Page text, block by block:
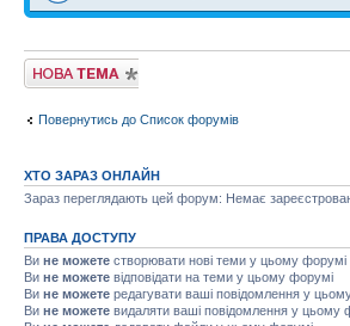
Створити нову
тему
Повернутись до Список форумів
ХТО ЗАРАЗ ОНЛАЙН
Зараз переглядають цей форум: Немає
ПРАВА ДОСТУПУ
Ви не можете створювати нові теми у цьому форумі
Ви не можете відповідати на теми у цьому форумі
Ви не можете редагувати ваші повідомлення у
Ви не можете видаляти ваші повідомлення у цьому